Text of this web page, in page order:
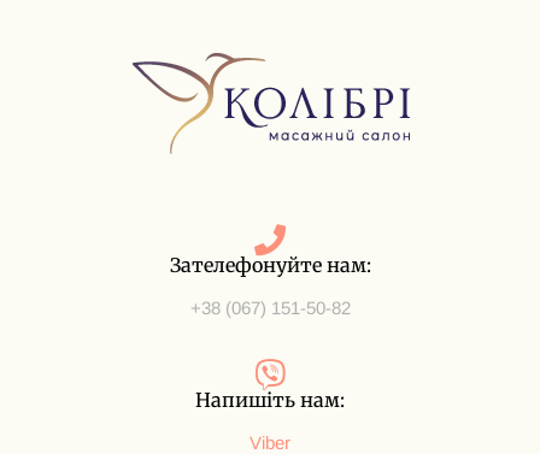
Зателефонуйте нам:
+38 (067) 151-50-82
Напишіть нам:
Viber